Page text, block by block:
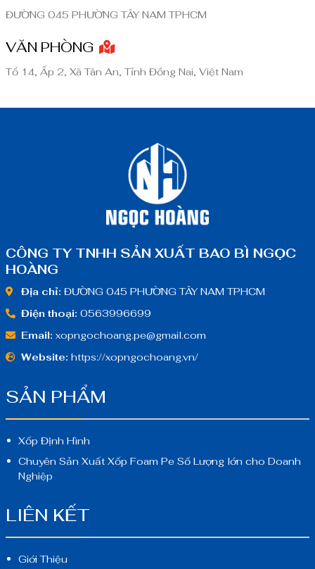
ĐƯỜNG 045 PHƯỜNG TÂY NAM TPHCM
VĂN PHÒNG
Tổ 14, Ấp 2, Xã Tân An, Tỉnh Đồng Nai, Việt Nam
CÔNG TY TNHH SẢN XUẤT BAO BÌ NGỌC
HOÀNG
Địa chỉ: ĐƯỜNG 045 PHƯỜNG TÂY NAM TPHCM
Điện thoại: 0563996699
Email: xopngochoang.pe@gmail.com
Website: https://xopngochoang.vn/
SẢN PHẨM
Xốp Định Hình
Chuyên Sản Xuất Xốp Foam Pe Số Lượng lớn cho Doanh
Nghiệp
LIÊN KẾT
Giới Thiệu